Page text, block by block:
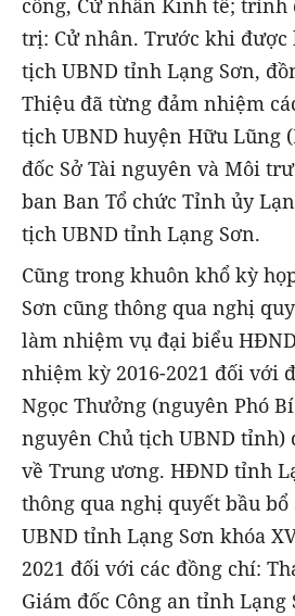
công, Cử nhân Kinh tế;
trị: Cử nhân. Trước khi được
tịch UBND tỉnh Lạng Sơn,
Thiệu đã từng đảm nhiệm
tịch UBND huyện Hữu Lũng
đốc Sở Tài nguyên và Môi
ban Ban Tổ chức Tỉnh ủy
tịch UBND tỉnh Lạng Sơn.
Cũng trong khuôn khổ kỳ
Sơn cũng thông qua nghị
làm nhiệm vụ đại biểu
nhiệm kỳ 2016-2021 đối với
Ngọc Thưởng (nguyên Phó
nguyên Chủ tịch UBND tỉnh)
về Trung ương. HĐND tỉnh
thông qua nghị quyết bầu bổ
UBND tỉnh Lạng Sơn khóa
2021 đối với các đồng chí:
Giám đốc Công an tỉnh